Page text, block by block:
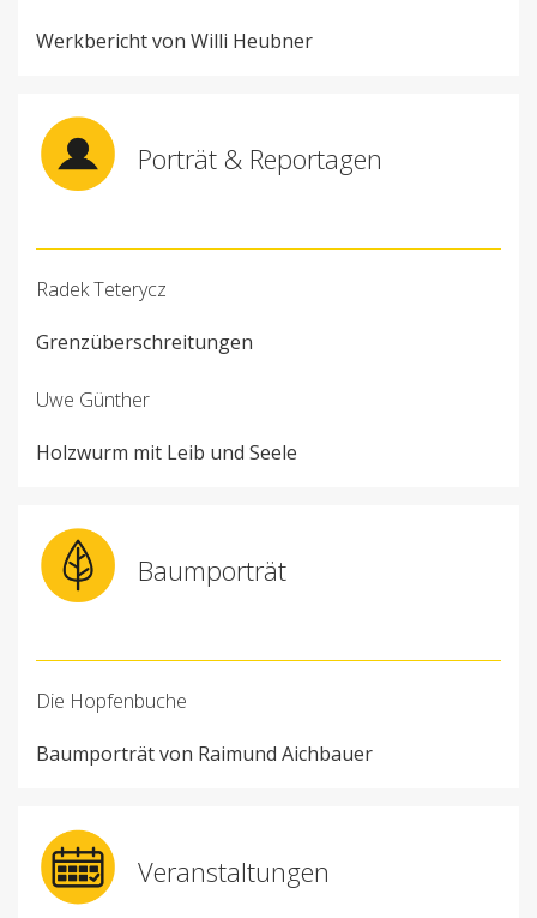
Werkbericht von Willi Heubner
Porträt & Reportagen
Radek Teterycz
Grenzüberschreitungen
Uwe Günther
Holzwurm mit Leib und Seele
Baumporträt
Die Hopfenbuche
Baumporträt von Raimund Aichbauer
Veranstaltungen